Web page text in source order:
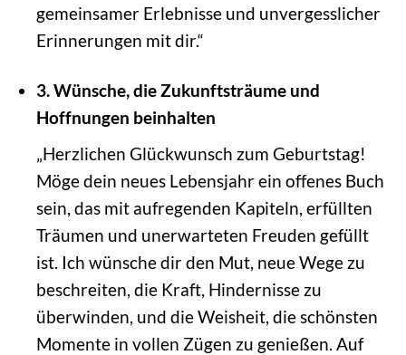
gemeinsamer Erlebnisse und unvergesslicher
Erinnerungen mit dir.“
3. Wünsche, die Zukunftsträume und
Hoffnungen beinhalten
„Herzlichen Glückwunsch zum Geburtstag!
Möge dein neues Lebensjahr ein offenes Buch
sein, das mit aufregenden Kapiteln, erfüllten
Träumen und unerwarteten Freuden gefüllt
ist. Ich wünsche dir den Mut, neue Wege zu
beschreiten, die Kraft, Hindernisse zu
überwinden, und die Weisheit, die schönsten
Momente in vollen Zügen zu genießen. Auf